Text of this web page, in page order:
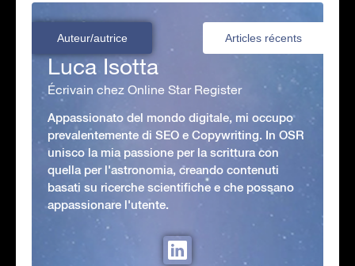
Auteur/autrice Articles récents
Luca Isotta
Écrivain chez Online Star Register
Appassionato del mondo digitale, mi occupo
prevalentemente di SEO e Copywriting. In OSR
unisco la mia passione per la scrittura con
quella per l'astronomia, creando contenuti
basati su ricerche scientifiche e che possano
appassionare l'utente.